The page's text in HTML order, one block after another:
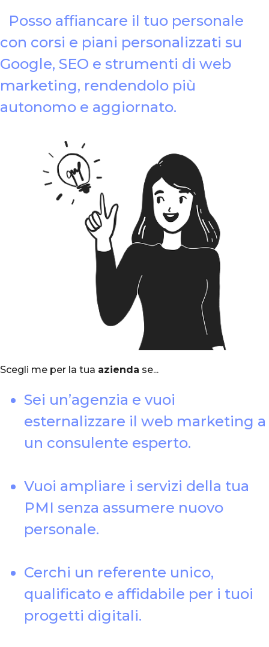
Posso affiancare il tuo personale
con corsi e piani personalizzati su
Google, SEO e strumenti di web
marketing, rendendolo più
autonomo e aggiornato.
Scegli me per la tua azienda se...
Sei un’agenzia e vuoi
esternalizzare il web marketing a
un consulente esperto.
Vuoi ampliare i servizi della tua
PMI senza assumere nuovo
personale.
Cerchi un referente unico,
qualificato e affidabile per i tuoi
progetti digitali.